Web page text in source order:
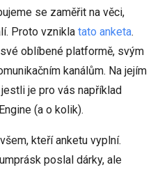
se zaměřit na věci,
Proto vznikla tato anketa.
oblíbené platformě, svým
kanálům. Na jejím
je pro vás například
(a o kolik).
kteří anketu vyplní.
poslal dárky, ale